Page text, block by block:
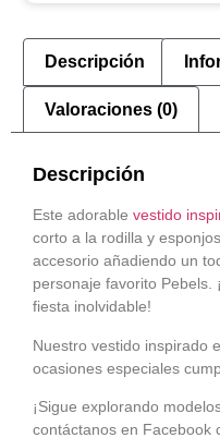
Descripción
Valoraciones (0)
Descripción
Este adorable vestido
corto a la rodilla y
accesorio añadiendo un
personaje favorito Pebels.
fiesta inolvidable!
Nuestro vestido inspirado
ocasiones especiales
¡Sigue explorando
contáctanos en Facebook